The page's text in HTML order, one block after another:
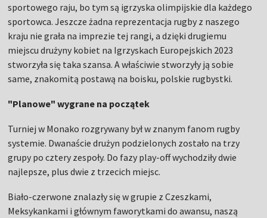
sportowego raju, bo tym są igrzyska olimpijskie dla każdego
sportowca. Jeszcze żadna reprezentacja rugby z naszego
kraju nie grała na imprezie tej rangi, a dzięki drugiemu
miejscu drużyny kobiet na Igrzyskach Europejskich 2023
stworzyła się taka szansa. A właściwie stworzyły ją sobie
same, znakomitą postawą na boisku, polskie rugbystki.
"Planowe" wygrane na początek
Turniej w Monako rozgrywany był w znanym fanom rugby
systemie. Dwanaście drużyn podzielonych zostało na trzy
grupy po cztery zespoły. Do fazy play-off wychodziły dwie
najlepsze, plus dwie z trzecich miejsc.
Biało-czerwone znalazły się w grupie z Czeszkami,
Meksykankami i głównym faworytkami do awansu, naszą